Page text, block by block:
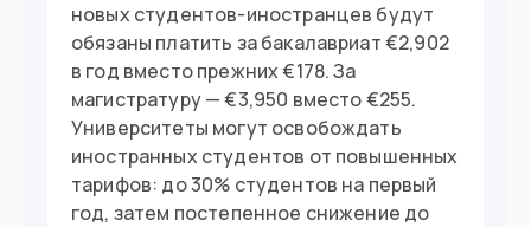
Вы опытный специалист с высокой
зарплатой
У вас есть пассивный доход от €1,478
Вы основатель стартапа
новых студентов-иностранцев будут
обязаны платить за бакалавриат €2,902
в год вместо прежних €178. За
магистратуру — €3,950 вместо €255.
Университеты могут освобождать
иностранных студентов от повышенных
тарифов: до 30% студентов на первый
год, затем постепенное снижение до